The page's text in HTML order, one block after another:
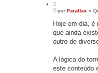
a
r
M
n
a
g
porParallax »
Hoje em dia,
que ainda
outro de
A lógica do
este conteúdo